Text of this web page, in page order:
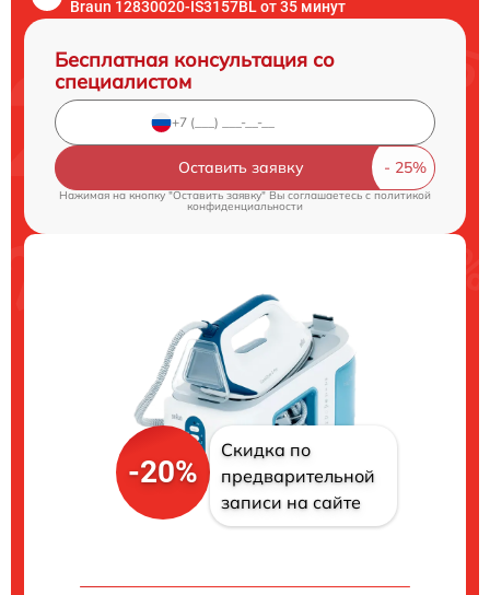
Braun 12830020-IS3157BL от 35 минут
Бесплатная консультация со
специалистом
Оставить заявку
Нажимая на кнопку "Оставить заявку" Вы соглашаетесь cполитикой
конфиденциальности
-20%
Скидка по
предварительной
записи на сайте